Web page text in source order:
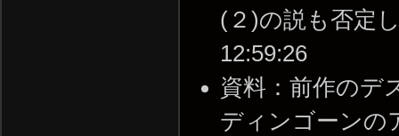
(２)の説も否定
12:59:26
資料：前作のデ
ディンゴーンの